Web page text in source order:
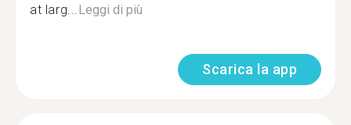
at larg...Leggi di più
Scarica la app